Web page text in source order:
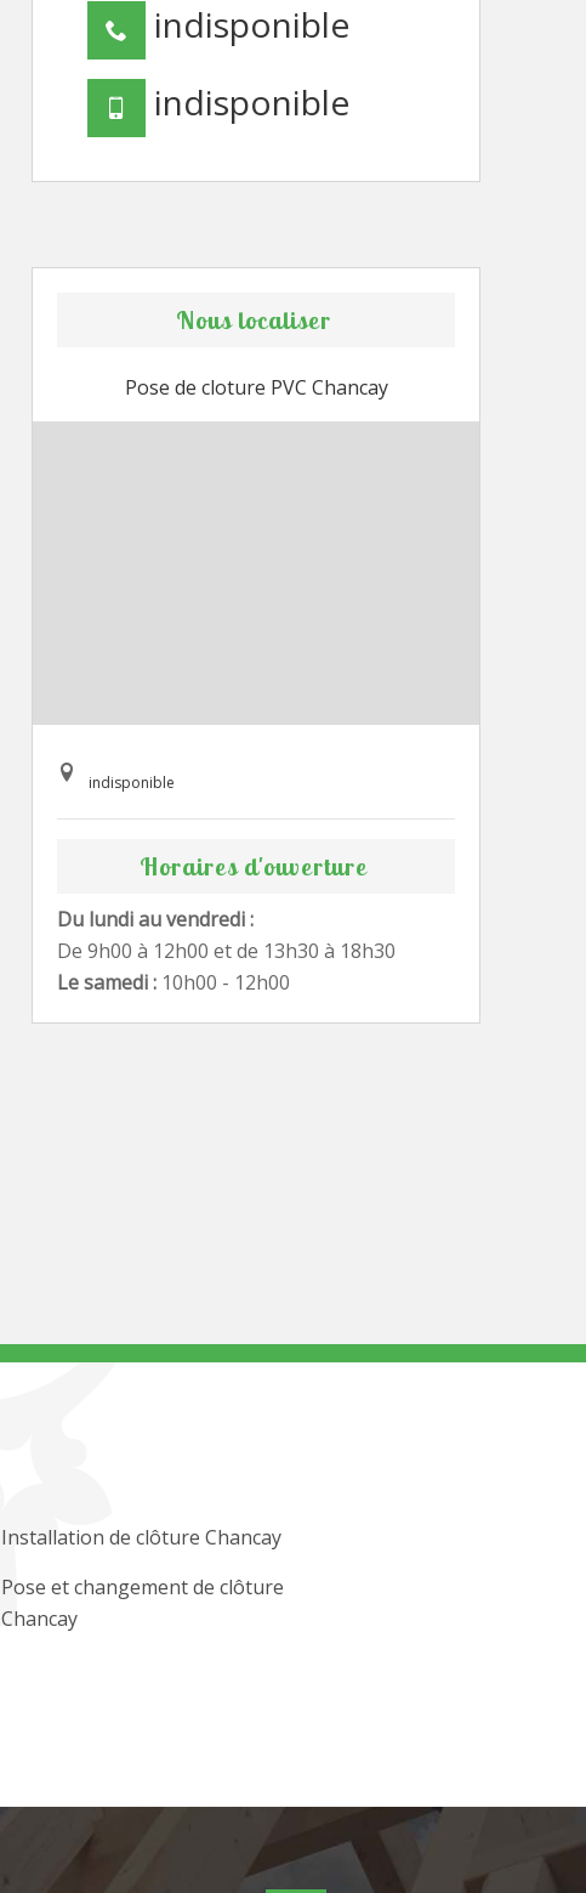
indisponible
indisponible
Nous localiser
Pose de cloture PVC Chancay
indisponible
Horaires d'ouverture
Du lundi au vendredi :
De 9h00 à 12h00 et de 13h30 à 18h30
Le samedi : 10h00 - 12h00
Installation de clôture Chancay
Pose et changement de clôture
Chancay